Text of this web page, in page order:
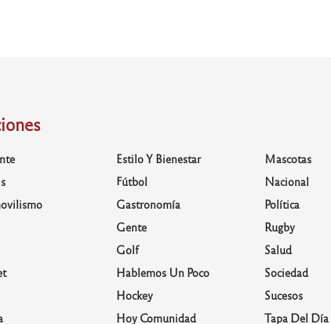
Estilo Y Bienestar
Fútbol
Gastronomía
Gente
Golf
Hablemos Un Poco
Hockey
Hoy Comunidad
Mascotas
Nacional
Política
Rugby
Salud
Sociedad
Sucesos
Tapa Del Día